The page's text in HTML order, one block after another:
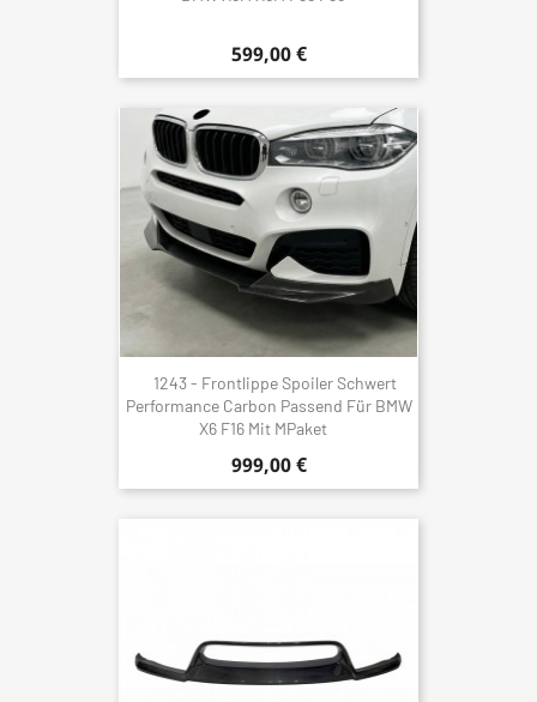
599,00 €
1243 - Frontlippe Spoiler Schwert
Performance Carbon Passend Für BMW
X6 F16 Mit MPaket
999,00 €